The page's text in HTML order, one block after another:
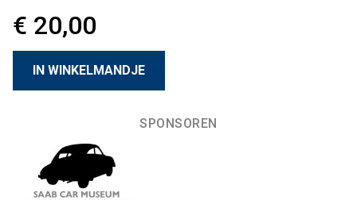
€ 20,00
SPONSOREN